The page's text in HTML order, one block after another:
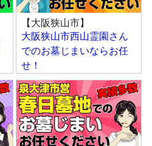
【大阪狭山市】
大阪狭山市西山霊園さん
でのお墓じまいならお任
せ！